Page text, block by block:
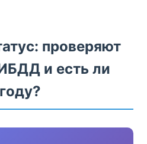
проверяют
и есть ли